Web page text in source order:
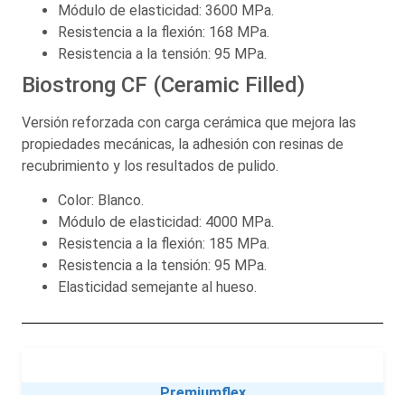
Módulo de elasticidad: 3600 MPa.
Resistencia a la flexión: 168 MPa.
Resistencia a la tensión: 95 MPa.
Biostrong CF (Ceramic Filled)
Versión reforzada con carga cerámica que mejora las
propiedades mecánicas, la adhesión con resinas de
recubrimiento y los resultados de pulido.
Color: Blanco.
Módulo de elasticidad: 4000 MPa.
Resistencia a la flexión: 185 MPa.
Resistencia a la tensión: 95 MPa.
Elasticidad semejante al hueso.